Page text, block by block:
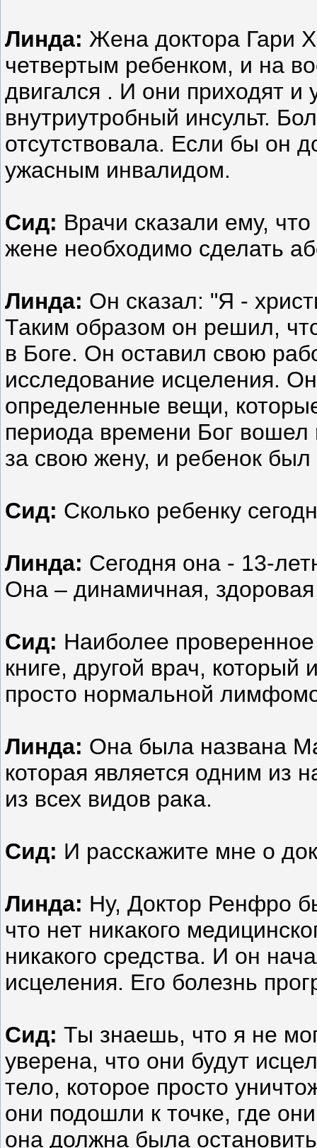
Линда: Жена доктора Гари
четвертым ребенком, и на
двигался . И они приходят и
внутриутробный инсульт.
отсутствовала. Если бы он
ужасным инвалидом.
Сид: Врачи сказали ему,
жене необходимо сделать
Линда: Он сказал: "Я -
Таким образом он решил,
в Боге. Он оставил свою
исследование исцеления.
определенные вещи,
периода времени Бог вошел
за свою жену, и ребенок
Сид: Сколько ребенку
Линда: Сегодня она - 13-
Она – динамичная,
Сид: Наиболее
книге, другой врач,
просто нормальной
Линда: Она была названа
которая является одним из
из всех видов рака.
Сид: И расскажите мне о
Линда: Ну, Доктор Ренфро
что нет никакого
никакого средства. И он
исцеления. Его болезнь
Сид: Ты знаешь, что я не
уверена, что они будут
тело, которое просто
они подошли к точке, где
она должна была